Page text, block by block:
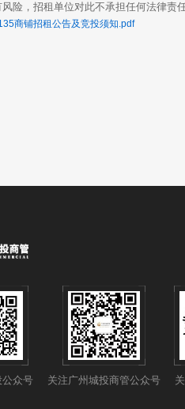
险，招租单位对此不承担任何法律责任
商铺招租公告及竞投须知.pdf
公众号 关注广州城投商管公众号